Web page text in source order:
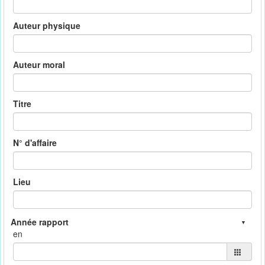
Auteur physique
Auteur moral
Titre
N° d'affaire
Lieu
en